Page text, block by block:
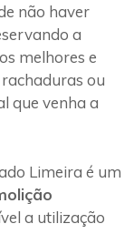
não haver
a
melhores e
ou
que venha a
Limeira é um
a utilização